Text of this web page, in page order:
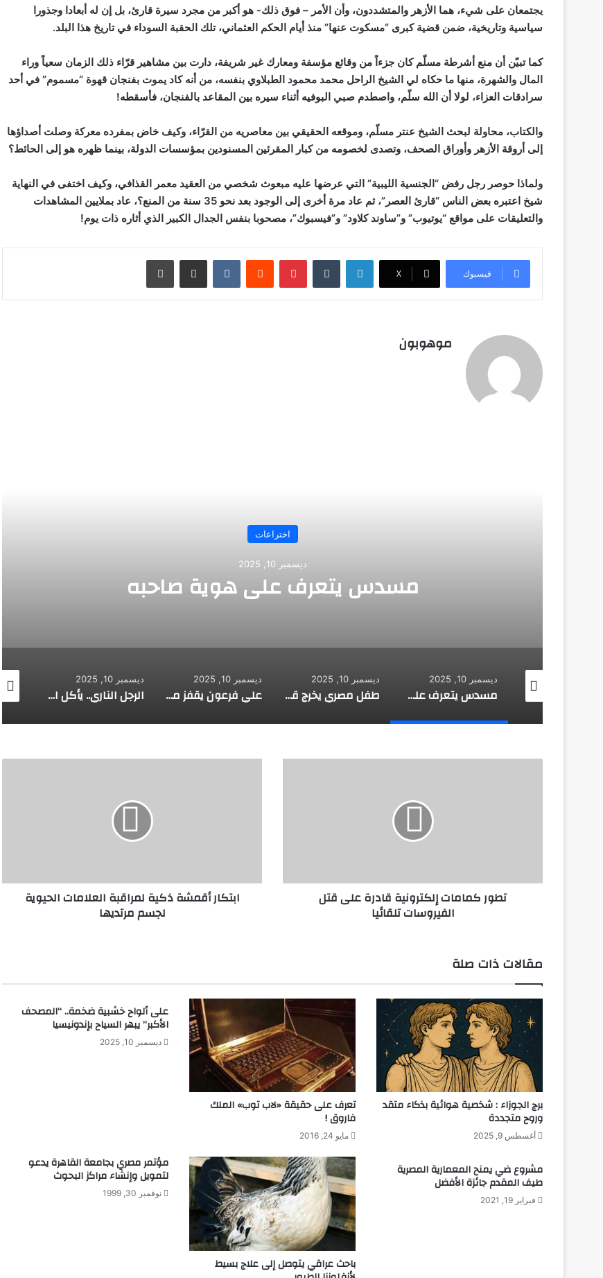
يجتمعان على شيء، هما الأزهر والمتشددون، وأن الأمر – فوق ذلك- هو أكبر من مجرد سيرة قارئ، بل إن له أبعادا وجذورا
سياسية وتاريخية، ضمن قضية كبرى “مسكوت عنها” منذ أيام الحكم العثماني، تلك الحقبة السوداء في تاريخ هذا البلد.
كما تبيّن أن منع أشرطة مسلّم كان جزءاً من وقائع مؤسفة ومعارك غير شريفة، دارت بين مشاهير قرّاء ذلك الزمان سعياً وراء
المال والشهرة، منها ما حكاه لي الشيخ الراحل محمد محمود الطبلاوي بنفسه، من أنه كاد يموت بفنجان قهوة “مسموم” في أحد
سرادقات العزاء، لولا أن الله سلّم، واصطدم صبي البوفيه أثناء سيره بين المقاعد بالفنجان، فأسقطه!
والكتاب، محاولة لبحث الشيخ عنتر مسلّم، وموقعه الحقيقي بين معاصريه من القرّاء، وكيف خاض بمفرده معركة وصلت أصداؤها
إلى أروقة الأزهر وأوراق الصحف، وتصدى لخصومه من كبار المقرئين المسنودين بمؤسسات الدولة، بينما ظهره هو إلى الحائط؟
ولماذا حوصر رجل رفض “الجنسية الليبية” التي عرضها عليه مبعوث شخصي من العقيد معمر القذافي، وكيف اختفى في النهاية
شيخ اعتبره بعض الناس “قارئ العصر”، ثم عاد مرة أخرى إلى الوجود بعد نحو 35 سنة من المنع؟، عاد بملايين المشاهدات
والتعليقات على مواقع “يوتيوب” و”ساوند كلاود” و”فيسبوك”، مصحوبا بنفس الجدال الكبير الذي أثاره ذات يوم!
فيسبوك ‫X
لينكدإن بينتيريست مشاركة عبر البريد طباعة
موهوبون
اختراعات
ديسمبر 10, 2025
مسدس يتعرف على هوية صاحبه
طائرة روسية لا تحتاج إلى مطار
ديسمبر 10, 2025
مسدس يتعرف على هوية صاحبه
ديسمبر 10, 2025
طفل مصري يخرج قصاصات الورق من أنفه وفمه
ديسمبر 10, 2025
علي فرعون يقفز من الطابق العشرين ويأكل النار ويحطم سورا
ديسمبر 10, 2025
الرجل الناري.. يأكل الجمر ويثني الحديد بأسنانه
ديسمبر 10, 2025
تطور كمامات إلكترونية قادرة على قتل
الفيروسات تلقائيا
ابتكار أقمشة ذكية لمراقبة العلامات الحيوية
لجسم مرتديها
مقالات ذات صلة
برج الجوزاء : شخصية هوائية بذكاء متقد
وروح متجددة
أغسطس 9, 2025
تعرف على حقيقة «لاب توب» الملك
فاروق !
مايو 24, 2016
على ألواح خشبية ضخمة.. “المصحف
الأكبر” يبهر السياح بإندونيسيا
ديسمبر 10, 2025
مشروع ضي يمنح المعمارية المصرية
طيف المقدم جائزة الأفضل
فبراير 19, 2021
باحث عراقي يتوصل إلى علاج بسيط
مؤتمر مصري بجامعة القاهرة يدعو
لتمويل وإنشاء مراكز البحوث
نوفمبر 30, 1999